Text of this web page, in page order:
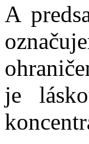
A
je